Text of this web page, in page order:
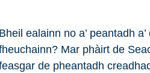
Bheil ealainn no a’ peantadh
Mar phàirt de
de pheantadh